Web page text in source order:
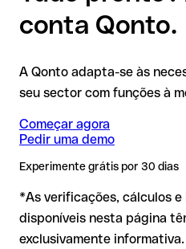
SEPA, o BIC é indispensável.
Nota: em transferências em
USD ou GBP) podem aplicar-se
Issue with interpolation.
❌ Não indica a titularidade da
Sugestão: antes de efetuar
IBAN diretamente com o
novas relações comerciais ou
estiverem corretos, o
automaticamente e rejeita a
sai da sua conta, sem
IBAN formalmente válido
forma outra combinação
transferência é executada
caso:
conta Qonto.
A Qonto adapta-se às
seu sector com funções à
Começar agora
Pedir uma demo
Experimente grátis por 30 dias
*As verificações, cálculos e
disponíveis nesta página
exclusivamente